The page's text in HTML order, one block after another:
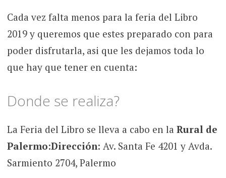
Cada vez falta menos para la feria del Libro
2019 y queremos que estes preparado con para
poder disfrutarla, asi que les dejamos toda lo
que hay que tener en cuenta:
Donde se realiza?
La Feria del Libro se lleva a cabo en la Rural de
Palermo:Dirección: Av. Santa Fe 4201 y Avda.
Sarmiento 2704, Palermo